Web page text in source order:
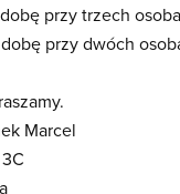
przy trzech
przy dwóch
Marcel